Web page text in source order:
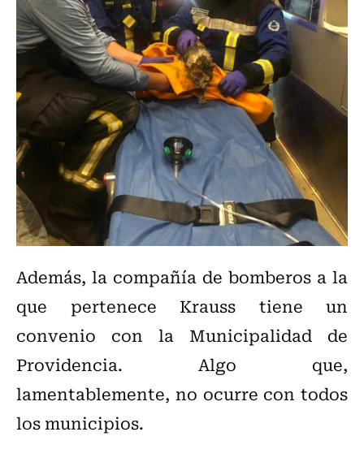
Además, la compañía de bomberos a la
que pertenece Krauss tiene un
convenio con la Municipalidad de
Providencia. Algo que,
lamentablemente, no ocurre con todos
los municipios.